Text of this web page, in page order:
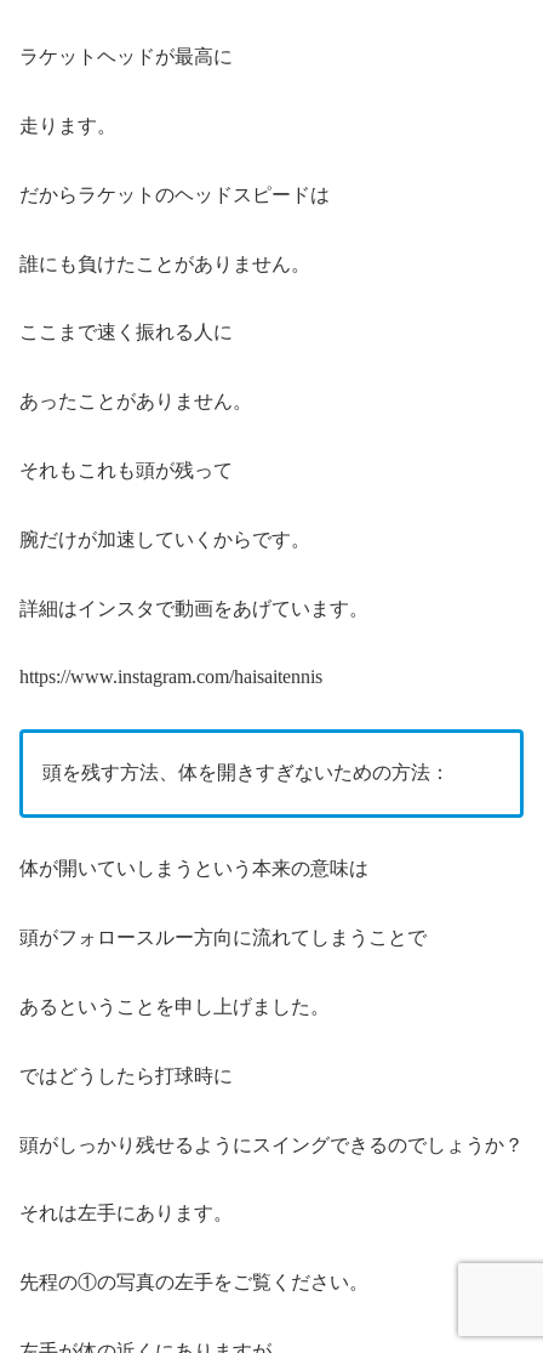
ラケットヘッドが最高に
走ります。
だからラケットのヘッドスピードは
誰にも負けたことがありません。
ここまで速く振れる人に
あったことがありません。
それもこれも頭が残って
腕だけが加速していくからです。
詳細はインスタで動画をあげています。
https://www.instagram.com/haisaitennis
頭を残す方法、体を開きすぎないための方法：
体が開いていしまうという本来の意味は
頭がフォロースルー方向に流れてしまうことで
あるということを申し上げました。
ではどうしたら打球時に
頭がしっかり残せるようにスイングできるのでしょうか？
それは左手にあります。
先程の①の写真の左手をご覧ください。